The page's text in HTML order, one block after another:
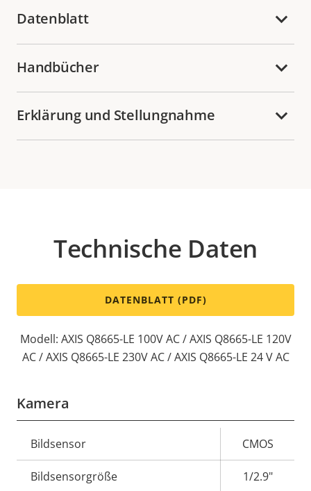
Datenblatt
Handbücher
Erklärung und Stellungnahme
Technische Daten
DATENBLATT (PDF)
Modell: AXIS Q8665-LE 100V AC / AXIS Q8665-LE 120V
AC / AXIS Q8665-LE 230V AC / AXIS Q8665-LE 24 V AC
Kamera
Eigentumsbeschreibung Eigentumswert
Bildsensor CMOS
Bildsensorgröße 1/2.9"